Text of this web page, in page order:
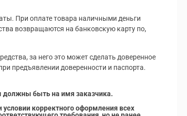
При оплате товара наличными деньги
возвращаются на банковскую карту по,
за него это может сделать доверенное
предъявлении доверенности и паспорта.
быть на имя заказчика.
корректного оформления всех